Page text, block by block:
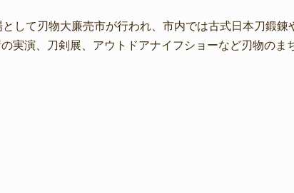
して刃物大廉売市が行われ、市内では古式日本刀鍛錬
実演、刀剣展、アウトドアナイフショーなど刃物のま